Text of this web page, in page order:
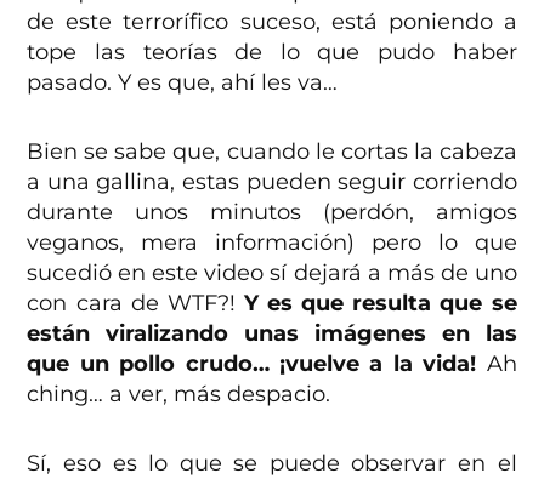
de este terrorífico suceso, está poniendo a
tope las teorías de lo que pudo haber
pasado. Y es que, ahí les va…
Bien se sabe que, cuando le cortas la cabeza
a una gallina, estas pueden seguir corriendo
durante unos minutos (perdón, amigos
veganos, mera información) pero lo que
sucedió en este video sí dejará a más de uno
con cara de WTF?! Y es que resulta que se
están viralizando unas imágenes en las
que un pollo crudo… ¡vuelve a la vida! Ah
ching… a ver, más despacio.
Sí, eso es lo que se puede observar en el